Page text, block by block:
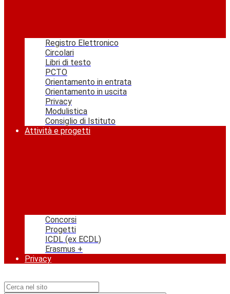
Registro Elettronico
Circolari
Libri di testo
PCTO
Orientamento in entrata
Orientamento in uscita
Privacy
Modulistica
Consiglio di Istituto
Attività e progetti
Concorsi
Progetti
ICDL (ex ECDL)
Erasmus +
Privacy